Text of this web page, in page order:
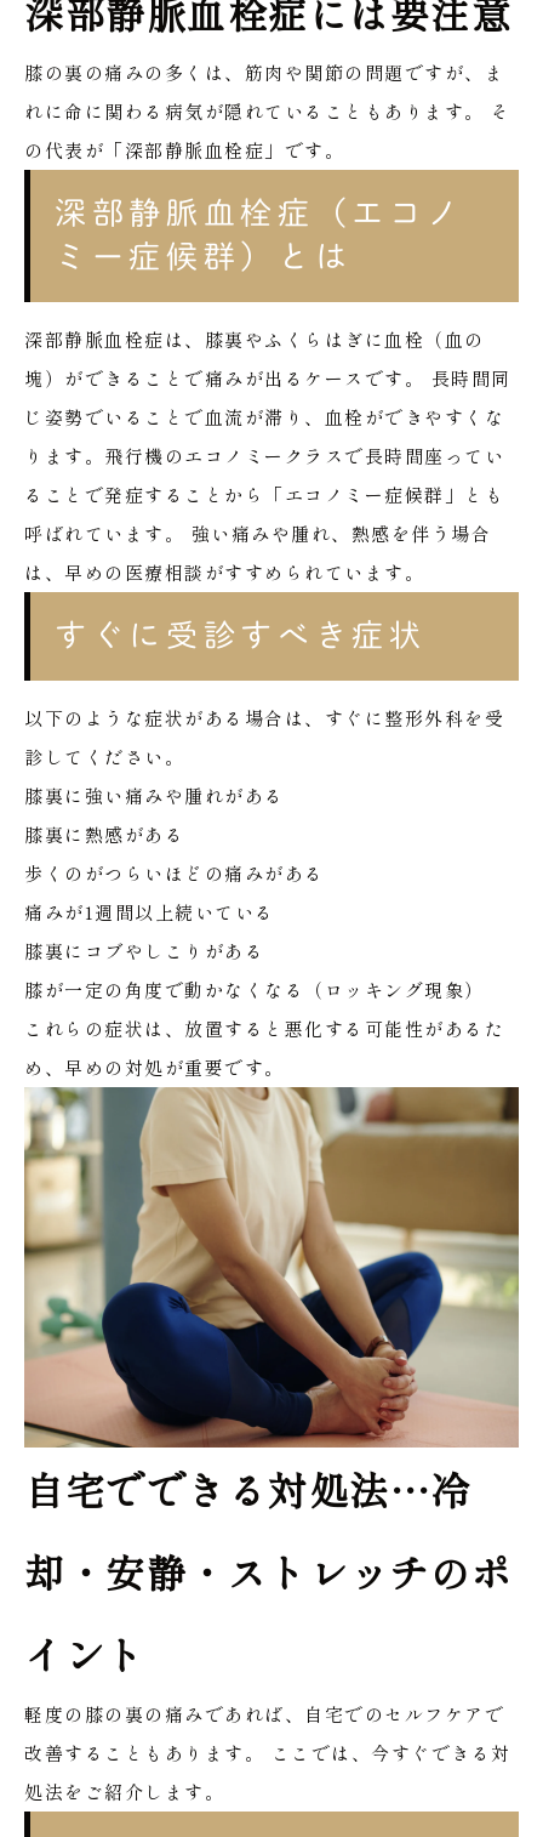
深部静脈血栓症には要注意
膝の裏の痛みの多くは、筋肉や関節の問題ですが、ま
れに命に関わる病気が隠れていることもあります。
そ
の代表が「深部静脈血栓症」です。
深部静脈血栓症（エコノ
ミー症候群）とは
深部静脈血栓症は、膝裏やふくらはぎに血栓（血の
塊）ができることで痛みが出るケースです。
長時間同
じ姿勢でいることで血流が滞り、血栓ができやすくな
ります。飛行機のエコノミークラスで長時間座ってい
ることで発症することから「エコノミー症候群」とも
呼ばれています。
強い痛みや腫れ、熱感を伴う場合
は、早めの医療相談がすすめられています。
すぐに受診すべき症状
以下のような症状がある場合は、すぐに整形外科を受
診してください。
膝裏に強い痛みや腫れがある
膝裏に熱感がある
歩くのがつらいほどの痛みがある
痛みが1週間以上続いている
膝裏にコブやしこりがある
膝が一定の角度で動かなくなる（ロッキング現象）
これらの症状は、放置すると悪化する可能性があるた
め、早めの対処が重要です。
自宅でできる対処法…冷
却・安静・ストレッチのポ
イント
軽度の膝の裏の痛みであれば、自宅でのセルフケアで
改善することもあります。
ここでは、今すぐできる対
処法をご紹介します。